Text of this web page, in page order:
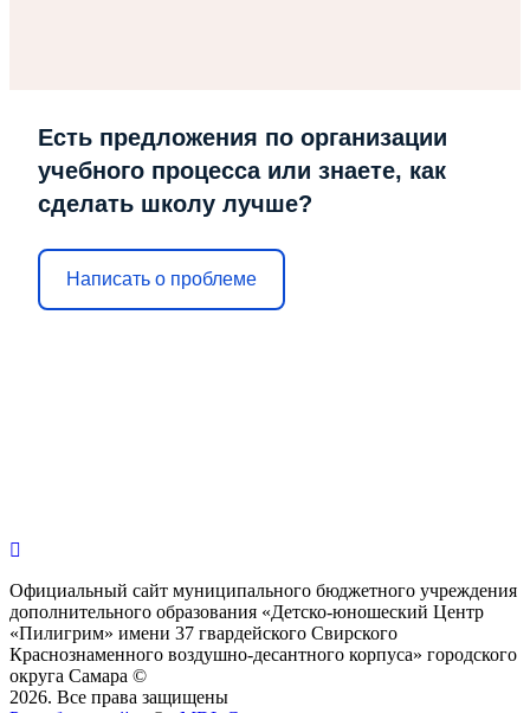
Есть предложения по организации
учебного процесса или знаете, как
сделать школу лучше?
Написать о проблеме
Официальный сайт муниципального бюджетного учреждения
дополнительного образования «Детско-юношеский Центр
«Пилигрим» имени 37 гвардейского Свирского
Краснознаменного воздушно-десантного корпуса» городского
округа Самара ©
2026. Все права защищены